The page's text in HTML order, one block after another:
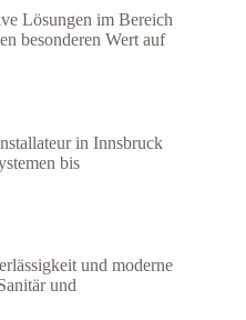
Lösungen im Bereich
besonderen Wert auf
in Innsbruck
bis
und moderne
und